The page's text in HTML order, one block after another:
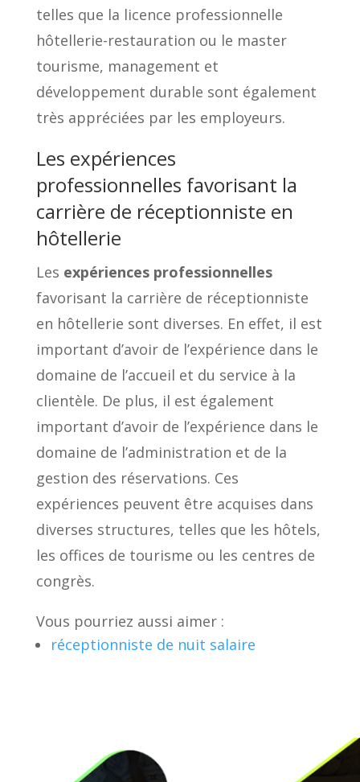
telles que la licence professionnelle
hôtellerie-restauration ou le master
tourisme, management et
développement durable sont également
très appréciées par les employeurs.
Les expériences
professionnelles favorisant la
carrière de réceptionniste en
hôtellerie
Les expériences professionnelles
favorisant la carrière de réceptionniste
en hôtellerie sont diverses. En effet, il est
important d’avoir de l’expérience dans le
domaine de l’accueil et du service à la
clientèle. De plus, il est également
important d’avoir de l’expérience dans le
domaine de l’administration et de la
gestion des réservations. Ces
expériences peuvent être acquises dans
diverses structures, telles que les hôtels,
les offices de tourisme ou les centres de
congrès.
Vous pourriez aussi aimer :
réceptionniste de nuit salaire